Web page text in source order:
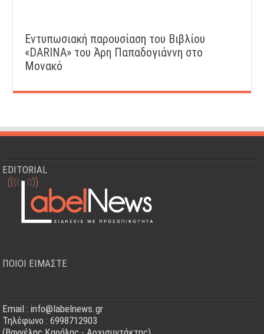
Εντυπωσιακή παρουσίαση του Βιβλίου
«DARINA» του Άρη Παπαδογιάννη στο
Μονακό
EDITORIAL
ΠΟΙΟΙ ΕΙΜΑΣΤΕ
Email : info@labelnews.gr
Τηλέφωνο : 6998712903